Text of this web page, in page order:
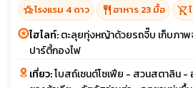
hotel_classโรงแรม 4 ดาว restaurant อาหาร 23 มื้อ shopping_cart_off
ไฮไลท์:ตะลุยทุ่งหญ้าด้วยรถจี๊บ เก็บภาพ
ปาร์ตี้กองไฟ
เที่ยว:โบสถ์เซนต์โซเฟีย - สวนสตาลิน